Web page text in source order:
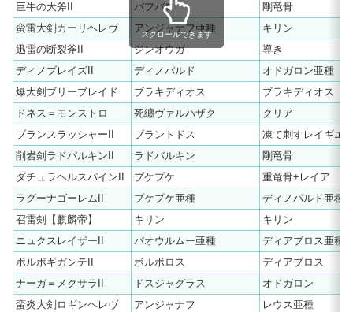
巨牛の大斧II
バフバロ
剛竜骨
蛮雷大剣カーリヘレヴ
アンジャナフ亜種
キリン
迅雷の断裂斧II
ジンオウガ
導き
ディノブレイズII
ディノパルド
オドガロン亜種
爆大剣ブリーブレイド
ブラキディオス
ブラキディオス
ドネス＝モンストロ
死纏ヴァルハザク
クリア
ブランスラッシャーII
ブラントドス
凍て刺すレイギエ
削岩剣ラドバルキンII
ラドバルキン
剛竜骨
ダチュラヘルスパインII
プケプケ
重竜骨+レイア
ラグーナゴーレムII
プケプケ亜種
ディノパルド亜種
召雷剣【麒麟帝】
キリン
キリン
ニュクスレイザーII
パオウルムー亜種
ディアブロス亜種
ボルボギガンテII
ボルボロス
ディアブロス
ナーガ＝メクサラII
ドスジャグラス
オドガロン
蛮炎大剣ロギンヘレヴ
アンジャナフ
レウス亜種
スクロールできます